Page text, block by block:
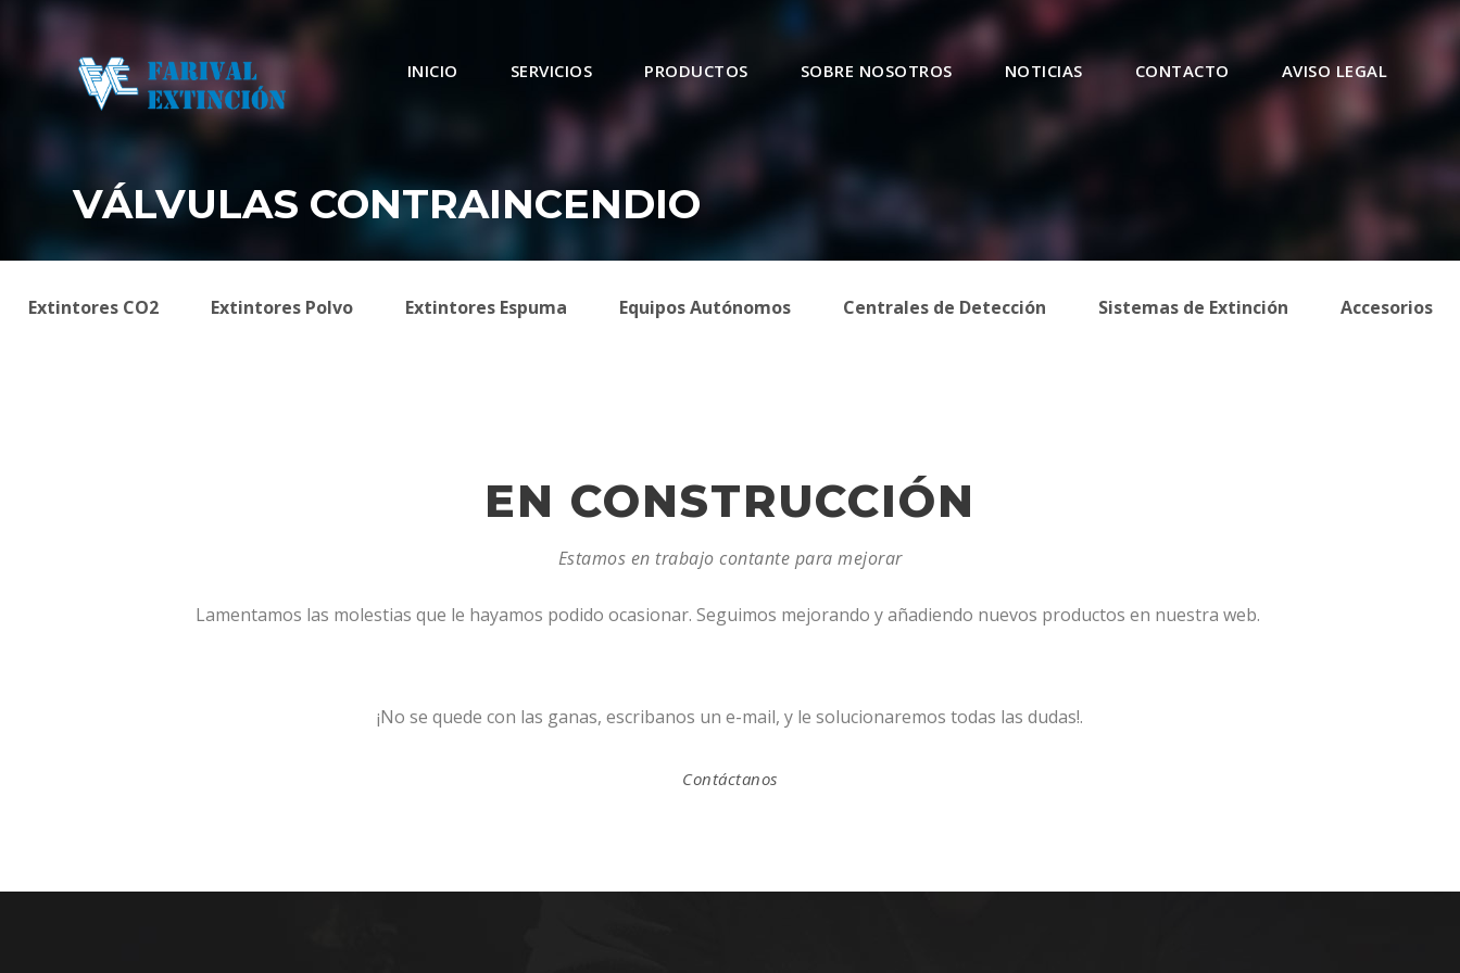
INICIO SERVICIOS PRODUCTOS SOBRE NOSOTROS NOTICIAS CONTACTO AVISO LEGAL
VÁLVULAS CONTRAINCENDIO
Extintores CO2 Extintores Polvo Extintores Espuma Equipos Autónomos Centrales de Detección Sistemas de Extinción Accesorios
EN CONSTRUCCIÓN
Estamos en trabajo contante para mejorar
Lamentamos las molestias que le hayamos podido ocasionar. Seguimos mejorando y añadiendo nuevos productos en nuestra web.
¡No se quede con las ganas, escribanos un e-mail, y le solucionaremos todas las dudas!.
Contáctanos